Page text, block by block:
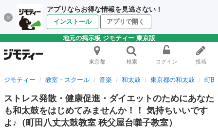
アプリならお得な情報を見逃さない！
インストール アプリで開く
地元の掲示板 ジモティー 東京版
東京都 検索 ログイン 投稿
ジモティー 教室・スクール 音楽 和太鼓 東京都の和太鼓 町
ストレス発散・健康促進・ダイエットのためにあなた
も和太鼓をはじめてみませんか！！ 気持ちいいです
よ♪（町田八丈太鼓教室 秩父屋台囃子教室）